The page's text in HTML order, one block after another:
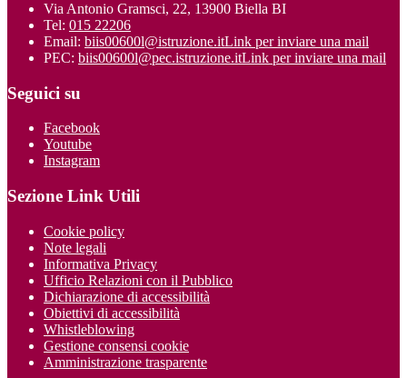
Via Antonio Gramsci, 22, 13900 Biella BI
Tel: 015 22206
Email: biis00600l@istruzione.itLink per inviare una mail
PEC: biis00600l@pec.istruzione.itLink per inviare una mail
Seguici su
Facebook
Youtube
Instagram
Sezione Link Utili
Cookie policy
Note legali
Informativa Privacy
Ufficio Relazioni con il Pubblico
Dichiarazione di accessibilità
Obiettivi di accessibilità
Whistleblowing
Gestione consensi cookie
Amministrazione trasparente